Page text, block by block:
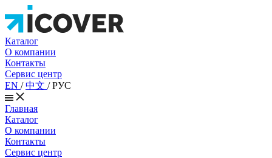
Каталог
О компании
Контакты
Сервис центр
EN /中文 /РУС
Главная
Каталог
О компании
Контакты
Сервис центр